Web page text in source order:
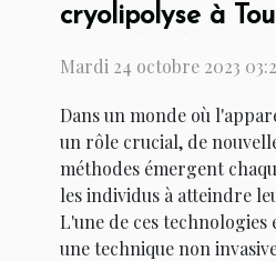
cryolipolyse à
beauté
Mardi 24 octobre 2023
Dans un monde où
un rôle crucial, de
méthodes émergent
les individus à atteindre
L'une de ces
une technique non